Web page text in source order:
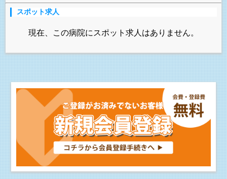
スポット求人
現在、この病院にスポット求人はありません。